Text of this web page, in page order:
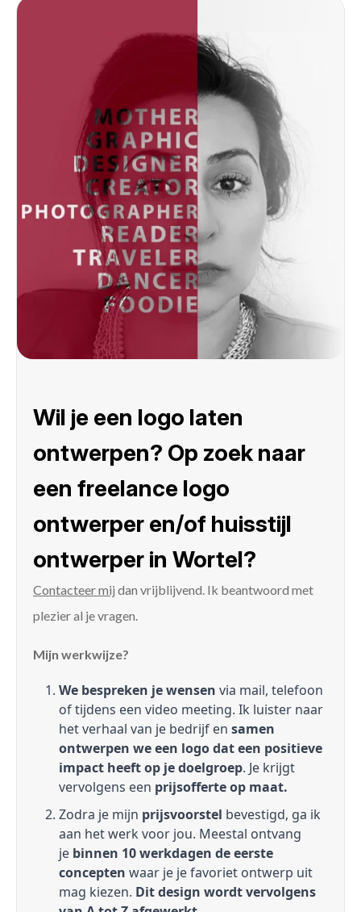
Wil je een logo laten
ontwerpen? Op zoek naar
een freelance logo
ontwerper en/of huisstijl
ontwerper in Wortel?
Contacteer mij dan vrijblijvend. Ik beantwoord met
plezier al je vragen.
Mijn werkwijze?
We bespreken je wensen via mail, telefoon
of tijdens een video meeting. Ik luister naar
het verhaal van je bedrijf en samen
ontwerpen we een logo dat een positieve
impact heeft op je doelgroep. Je krijgt
vervolgens een prijsofferte op maat.
Zodra je mijn prijsvoorstel bevestigd, ga ik
aan het werk voor jou. Meestal ontvang
je binnen 10 werkdagen de eerste
concepten waar je je favoriet ontwerp uit
mag kiezen. Dit design wordt vervolgens